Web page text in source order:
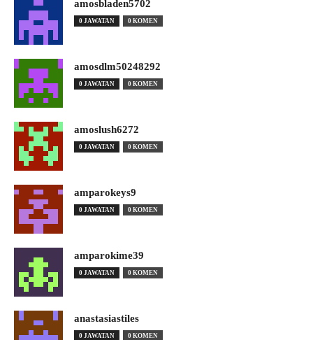
amosbladen5702
0 JAWATAN 0 KOMEN
amosdlm50248292
0 JAWATAN 0 KOMEN
amoslush6272
0 JAWATAN 0 KOMEN
amparokeys9
0 JAWATAN 0 KOMEN
amparokime39
0 JAWATAN 0 KOMEN
anastasiastiles
0 JAWATAN 0 KOMEN